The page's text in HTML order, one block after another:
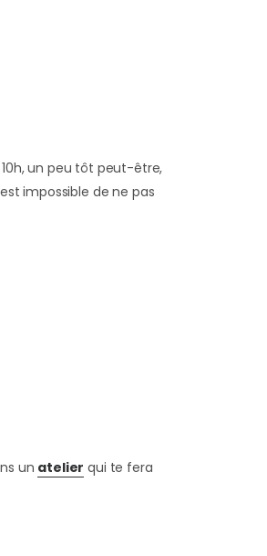
10h, un peu tôt peut-être,
impossible de ne pas
un atelier qui te fera